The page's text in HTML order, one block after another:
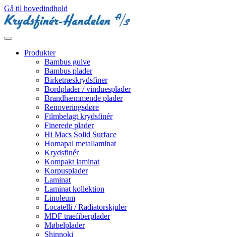
Gå til hovedindhold
Produkter
Bambus gulve
Bambus plader
Birketræskrydsfiner
Bordplader / vinduesplader
Brandhæmmende plader
Renoveringsdøre
Filmbelagt krydsfinér
Finerede plader
Hi Macs Solid Surface
Homapal metallaminat
Krydsfinér
Kompakt laminat
Korpusplader
Laminat
Laminat kollektion
Linoleum
Locatelli / Radiatorskjuler
MDF traefiberplader
Møbelplader
Shinnoki